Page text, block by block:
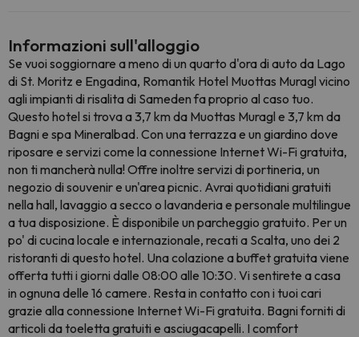
Informazioni sull'alloggio
Se vuoi soggiornare a meno di un quarto d'ora di auto da Lago
di St. Moritz e Engadina, Romantik Hotel Muottas Muragl vicino
agli impianti di risalita di Sameden fa proprio al caso tuo.
Questo hotel si trova a 3,7 km da Muottas Muragl e 3,7 km da
Bagni e spa Mineralbad. Con una terrazza e un giardino dove
riposare e servizi come la connessione Internet Wi-Fi gratuita,
non ti mancherà nulla! Offre inoltre servizi di portineria, un
negozio di souvenir e un'area picnic. Avrai quotidiani gratuiti
nella hall, lavaggio a secco o lavanderia e personale multilingue
a tua disposizione. È disponibile un parcheggio gratuito. Per un
po' di cucina locale e internazionale, recati a Scalta, uno dei 2
ristoranti di questo hotel. Una colazione a buffet gratuita viene
offerta tutti i giorni dalle 08:00 alle 10:30. Vi sentirete a casa
in ognuna delle 16 camere. Resta in contatto con i tuoi cari
grazie alla connessione Internet Wi-Fi gratuita. Bagni forniti di
articoli da toeletta gratuiti e asciugacapelli. I comfort